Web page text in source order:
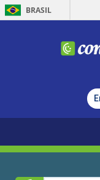
BRASIL